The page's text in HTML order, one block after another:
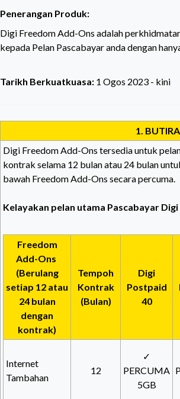
Penerangan Produk:
Digi Freedom Add-Ons adalah
kepada Pelan Pascabayar anda dengan
Tarikh Berkuatkuasa: 1 Ogos 2023 - kini
1.
Digi Freedom Add-Ons tersedia untuk
kontrak selama 12 bulan atau 24 bulan
bawah Freedom Add-Ons secara percuma.
Kelayakan pelan utama Pascabayar
Freedom
Add-Ons
(Berulang
setiap 12 atau
24 bulan
dengan
kontrak)
Tempoh
Kontrak
(Bulan)
Digi
Postpaid
40
Internet
Tambahan
12
✓
PERCUMA
5GB